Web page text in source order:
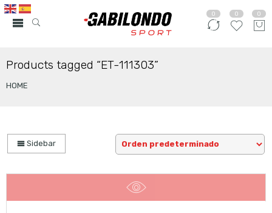
0 0 0
Products tagged “ET-111303”
HOME
Sidebar